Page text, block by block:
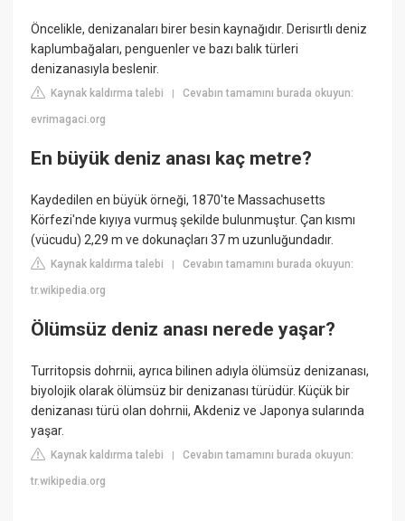
Öncelikle, denizanaları birer besin kaynağıdır. Derisırtlı deniz
kaplumbağaları, penguenler ve bazı balık türleri
denizanasıyla beslenir.
Kaynak kaldırma talebi |Cevabın tamamını burada okuyun:
evrimagaci.org
En büyük deniz anası kaç metre?
Kaydedilen en büyük örneği, 1870'te Massachusetts
Körfezi'nde kıyıya vurmuş şekilde bulunmuştur. Çan kısmı
(vücudu) 2,29 m ve dokunaçları 37 m uzunluğundadır.
Kaynak kaldırma talebi |Cevabın tamamını burada okuyun:
tr.wikipedia.org
Ölümsüz deniz anası nerede yaşar?
Turritopsis dohrnii, ayrıca bilinen adıyla ölümsüz denizanası,
biyolojik olarak ölümsüz bir denizanası türüdür. Küçük bir
denizanası türü olan dohrnii, Akdeniz ve Japonya sularında
yaşar.
Kaynak kaldırma talebi |Cevabın tamamını burada okuyun:
tr.wikipedia.org